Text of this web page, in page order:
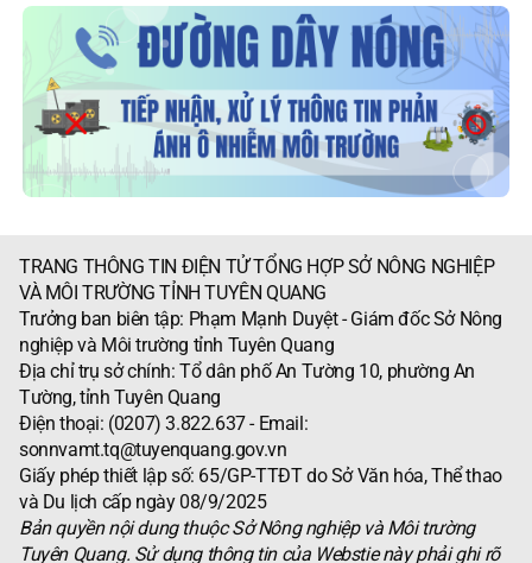
TRANG THÔNG TIN ĐIỆN TỬ TỔNG HỢP SỞ NÔNG NGHIỆP
VÀ MÔI TRƯỜNG TỈNH TUYÊN QUANG
Trưởng ban biên tập: Phạm Mạnh Duyệt - Giám đốc Sở Nông
nghiệp và Môi trường tỉnh Tuyên Quang
Địa chỉ trụ sở chính: Tổ dân phố An Tường 10, phường An
Tường, tỉnh Tuyên Quang
Điện thoại: (0207) 3.822.637 - Email:
sonnvamt.tq@tuyenquang.gov.vn
Giấy phép thiết lập số: 65/GP-TTĐT do Sở Văn hóa, Thể thao
và Du lịch cấp ngày 08/9/2025
Bản quyền nội dung thuộc Sở Nông nghiệp và Môi trường
Tuyên Quang. Sử dụng thông tin của Webstie này phải ghi rõ